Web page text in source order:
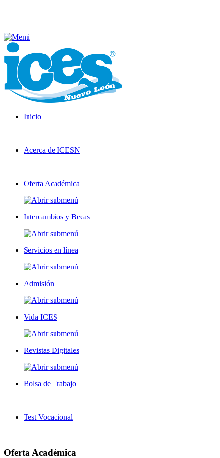
Inicio
Acerca de ICESN
Oferta Académica
Intercambios y Becas
Servicios en línea
Admisión
Vida ICES
Revistas Digitales
Bolsa de Trabajo
Test Vocacional
Oferta Académica